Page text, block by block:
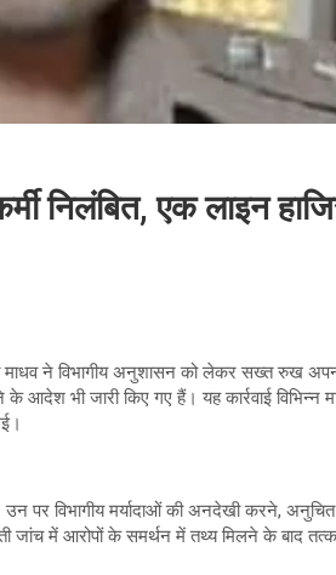
निलंबित, एक लाइन
माधव ने विभागीय अनुशासन को लेकर सख्त रुख
आदेश भी जारी किए गए हैं। यह कार्रवाई विभिन्न
पर विभागीय मर्यादाओं की अनदेखी करने, अनुचित
में आरोपों के समर्थन में तथ्य मिलने के बाद